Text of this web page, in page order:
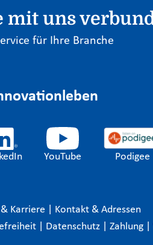
mit uns
für Ihre Branche
YouTube Podigee
Karriere
Kontakt & Adressen
Datenschutz Zahlung